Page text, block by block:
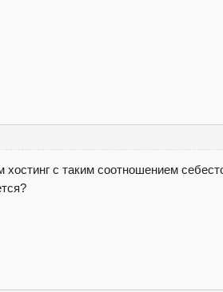
хостинг с таким соотношением